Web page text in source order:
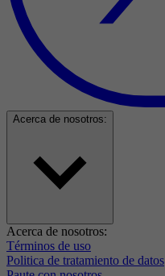
Acerca de nosotros:
Acerca de nosotros:
Términos de uso
Politica de tratamiento de datos